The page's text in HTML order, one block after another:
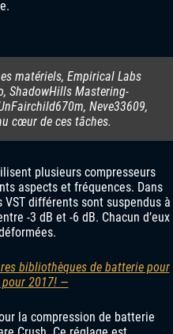
matériels, Empirical Labs
ShadowHills Mastering-
Neve33609,
cœur de ces tâches.
plusieurs compresseurs
aspects et fréquences. Dans
VST différents sont suspendus à
-3 dB et -6 dB. Chacun d’eux
bibliothèques de batterie pour
2017! —
la compression de batterie